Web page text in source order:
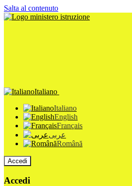
Salta al contenuto
Italiano
Italiano
English
Français
عربى
Română
Accedi
Accedi